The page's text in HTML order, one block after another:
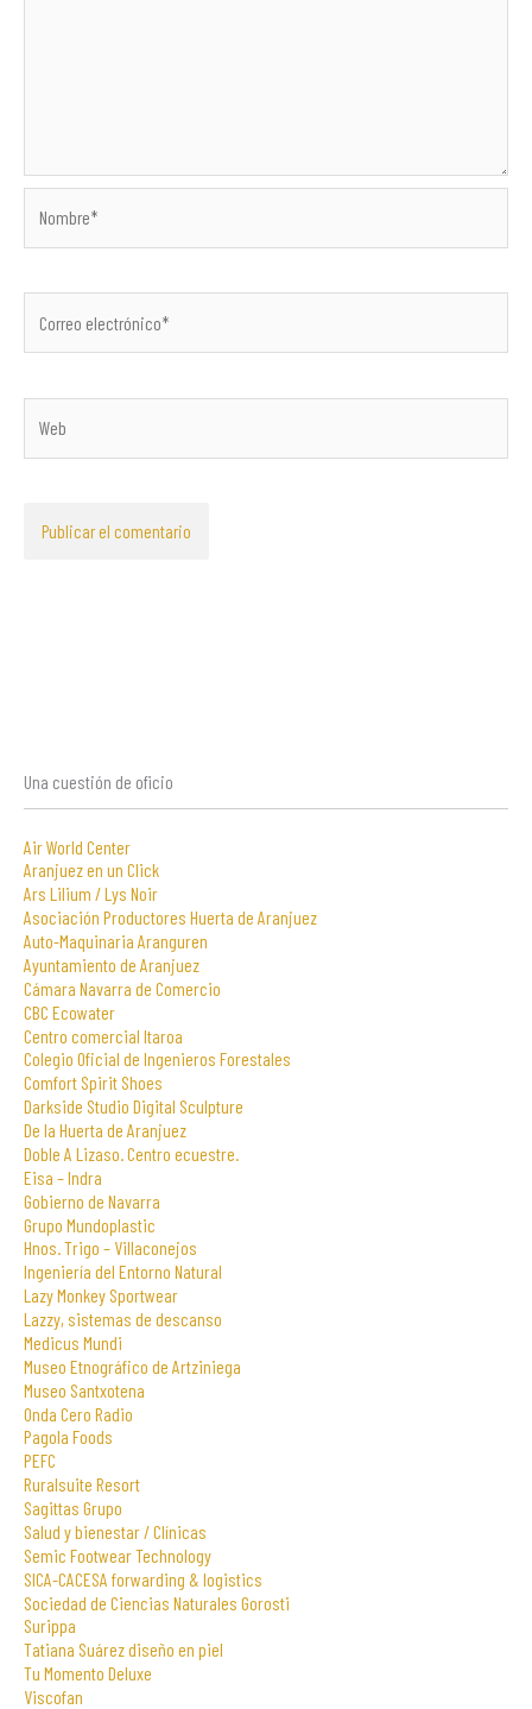
electrónico*
Una cuestión de oficio
Air World Center
Aranjuez en un Click
Ars Lilium / Lys Noir
Asociación Productores Huerta de Aranjuez
Auto-Maquinaria Aranguren
Ayuntamiento de Aranjuez
Cámara Navarra de Comercio
CBC Ecowater
Centro comercial Itaroa
Colegio Oficial de Ingenieros Forestales
Comfort Spirit Shoes
Darkside Studio Digital Sculpture
De la Huerta de Aranjuez
Doble A Lizaso. Centro ecuestre.
Eisa – Indra
Gobierno de Navarra
Grupo Mundoplastic
Hnos. Trigo – Villaconejos
Ingeniería del Entorno Natural
Lazy Monkey Sportwear
Lazzy, sistemas de descanso
Medicus Mundi
Museo Etnográfico de Artziniega
Museo Santxotena
Onda Cero Radio
Pagola Foods
PEFC
Ruralsuite Resort
Sagittas Grupo
Salud y bienestar / Clínicas
Semic Footwear Technology
SICA-CACESA forwarding & logistics
Sociedad de Ciencias Naturales Gorosti
Surippa
Tatiana Suárez diseño en piel
Tu Momento Deluxe
Viscofan